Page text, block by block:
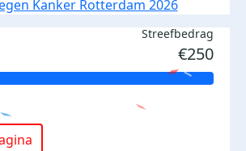
Kanker Rotterdam 2026
Streefbedrag
€250